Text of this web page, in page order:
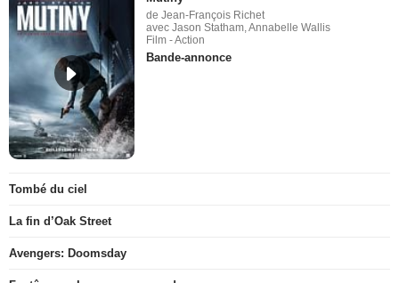
de Jean-François Richet
avec Jason Statham, Annabelle Wallis
Film - Action
Bande-annonce
Tombé du ciel
La fin d’Oak Street
Avengers: Doomsday